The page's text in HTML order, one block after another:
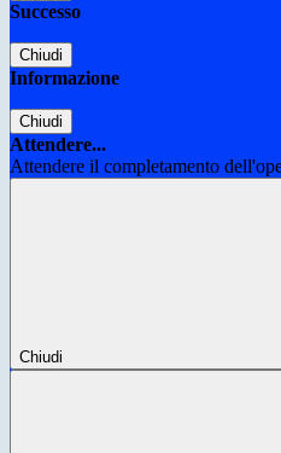
Successo
Chiudi
Informazione
Chiudi
Attendere...
Attendere il completamento
Chiudi